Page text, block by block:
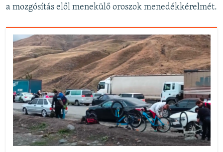
a mozgósítás elől menekülő oroszok menedékkérelmét.